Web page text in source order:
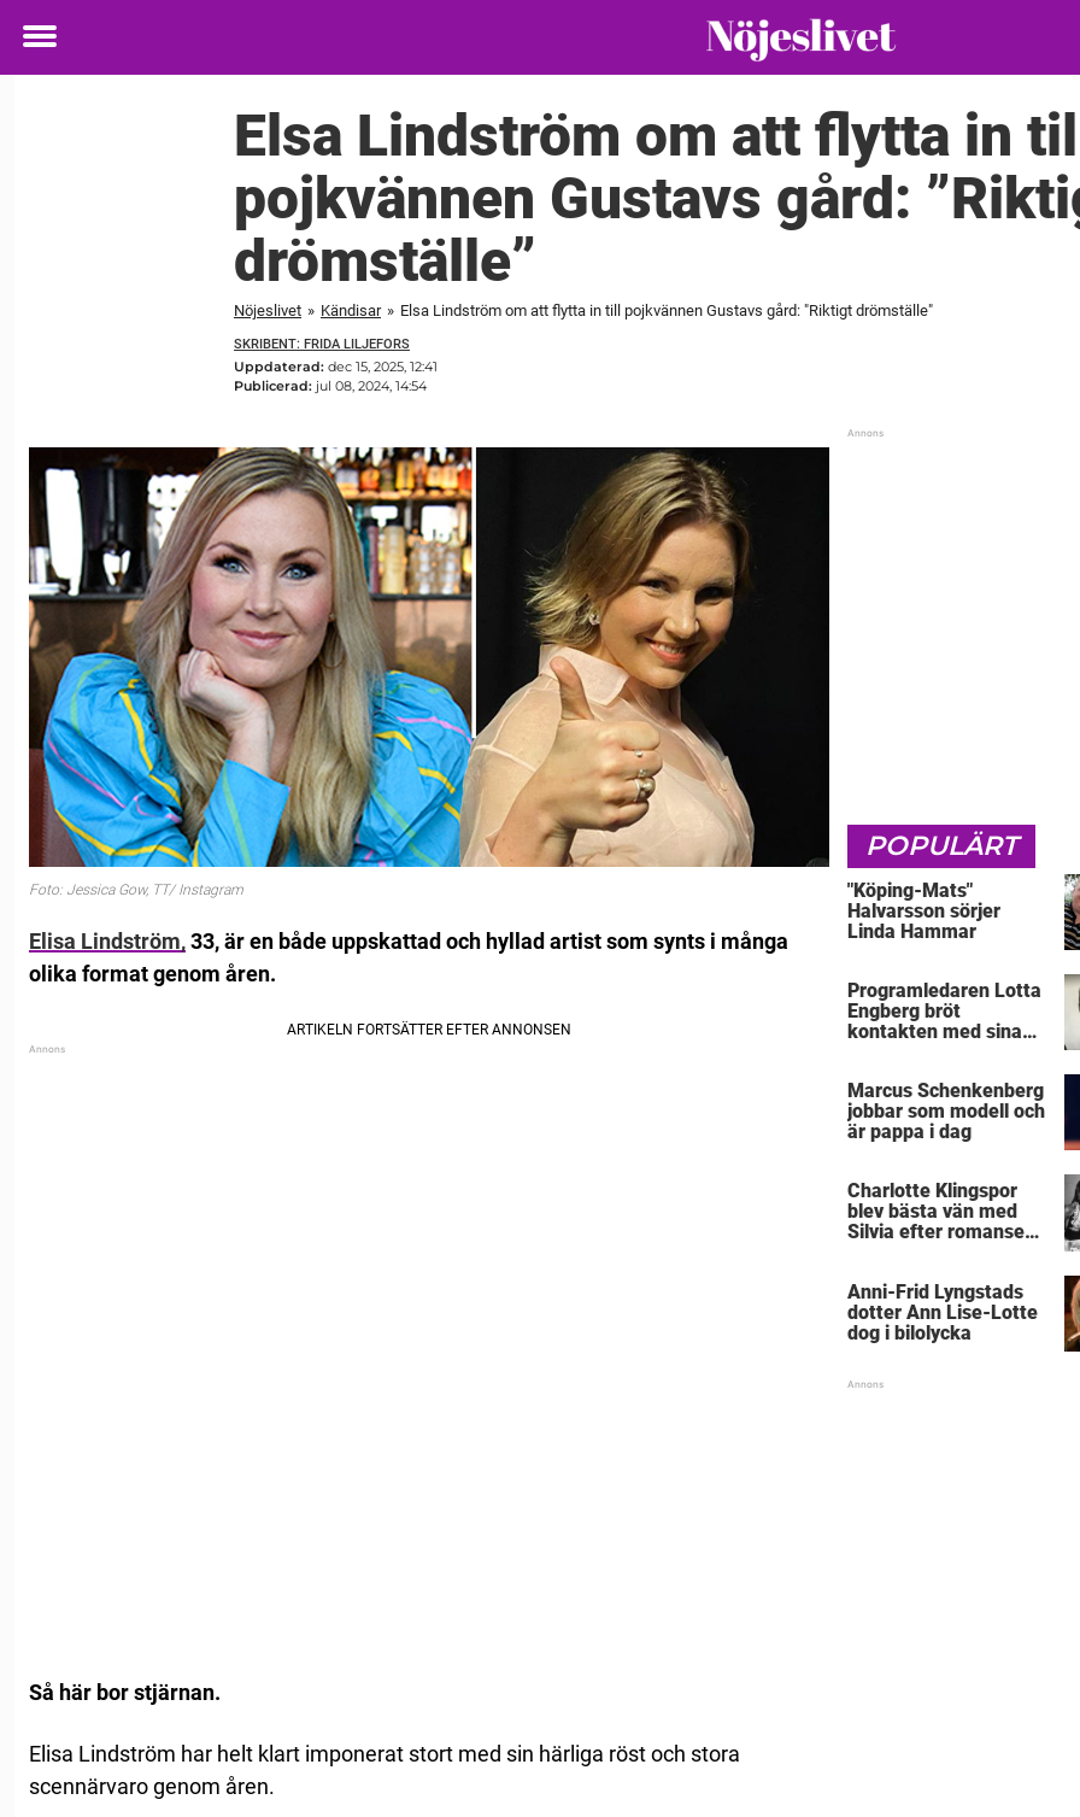
Toggle
Elsa Lindström om att flytta in
pojkvännen Gustavs gård:
drömställe”
Nöjeslivet » Kändisar » Elsa Lindström om att flytta in till pojkvännen Gustavs gård: "Riktigt drömställe"
SKRIBENT: FRIDA LILJEFORS
Uppdaterad: dec 15, 2025, 12:41
Publicerad: jul 08, 2024, 14:54
Foto: Jessica Gow, TT/ Instagram
Elisa Lindström,33, är en både uppskattad och hyllad artist som synts i många
olika format genom åren.
Så här bor stjärnan.
Elisa Lindström har helt klart imponerat stort med sin härliga röst och stora
scennärvaro genom åren.
POPULÄRT
"Köping-Mats"
Halvarsson sörjer
Linda Hammar
Programledaren Lotta
Engberg bröt
kontakten med sina
Marcus Schenkenberg
jobbar som modell och
är pappa i dag
Charlotte Klingspor
blev bästa vän med
Silvia efter romansen
Anni-Frid Lyngstads
dotter Ann Lise-Lotte
dog i bilolycka